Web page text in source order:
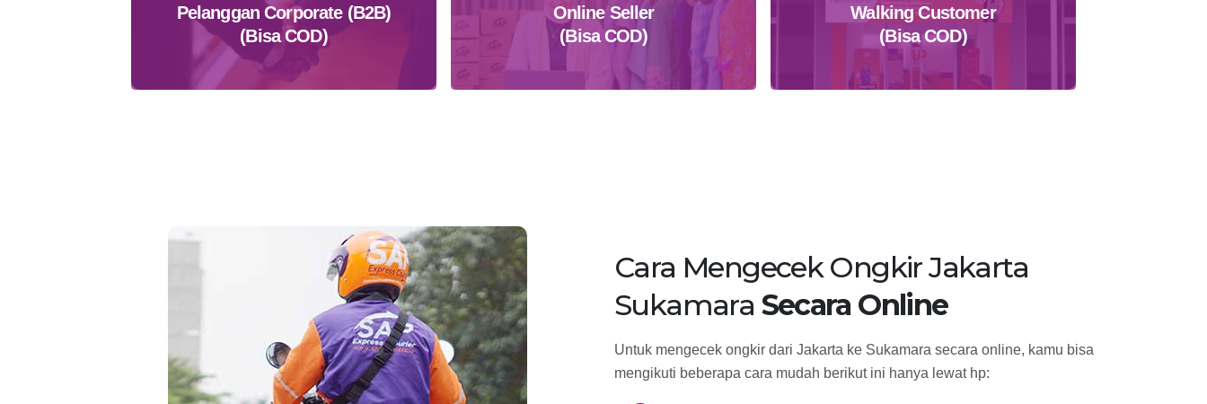
Pelanggan Corporate (B2B)
(Bisa COD)
Online Seller
(Bisa COD)
Walking Customer
(Bisa COD)
Cara Mengecek Ongkir Jakarta
Sukamara Secara Online
Untuk mengecek ongkir dari Jakarta ke Sukamara secara online, kamu bisa
mengikuti beberapa cara mudah berikut ini hanya lewat hp: